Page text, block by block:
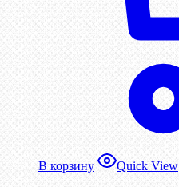
В корзину Quick View